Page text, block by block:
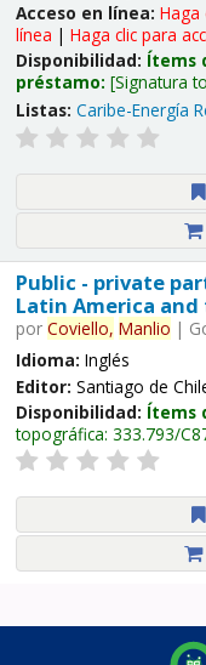
Acceso en línea: Haga
línea | Haga clic para
Disponibilidad: Ítems
préstamo: Signatura
Listas: Caribe-Energía
Public - private
Latin America and
por Coviello, Manlio |
Idioma: Inglés
Editor: Santiago de
Disponibilidad: Ítems
topográfica: 333.793/